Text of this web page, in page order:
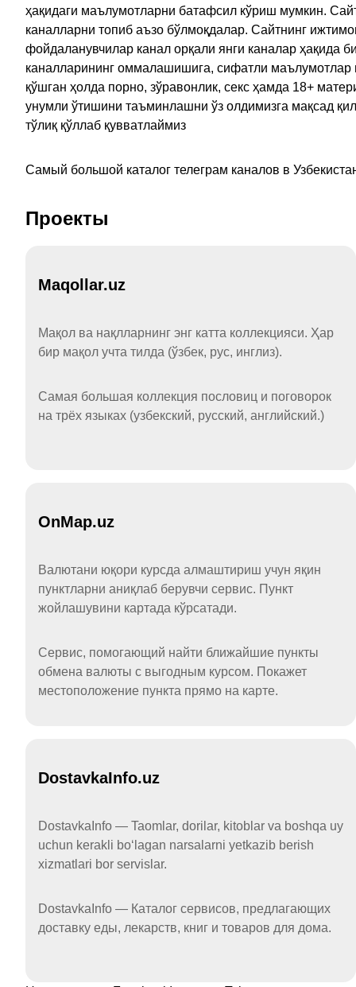
ҳақидаги маълумотларни батафсил кўриш мумкин.
каналларни топиб аъзо бўлмоқдалар. Сайтнинг
фойдаланувчилар канал орқали янги каналар ҳақида
каналларининг оммалашишига, сифатли маълумотлар
қўшган ҳолда порно, зўравонлик, секс ҳамда 18+
унумли ўтишини таъминлашни ўз олдимизга мақсад
тўлиқ қўллаб қувватлаймиз
Самый большой каталог телеграм каналов в
Проекты
Maqollar.uz
Мақол ва нақлларнинг энг катта коллекцияси. Ҳар
бир мақол учта тилда (ўзбек, рус, инглиз).
Самая большая коллекция пословиц и поговорок
на трёх языках (узбекский, русский, английский.)
OnMap.uz
Валютани юқори курсда алмаштириш учун яқин
пунктларни аниқлаб берувчи сервис. Пункт
жойлашувини картада кўрсатади.
Сервис, помогающий найти ближайшие пункты
обмена валюты с выгодным курсом. Покажет
местоположение пункта прямо на карте.
DostavkaInfo.uz
DostavkaInfo — Taomlar, dorilar, kitoblar va boshqa uy
uchun kerakli boʻlagan narsalarni yetkazib berish
xizmatlari bor servislar.
DostavkaInfo — Каталог сервисов, предлагающих
доставку еды, лекарств, книг и товаров для дома.